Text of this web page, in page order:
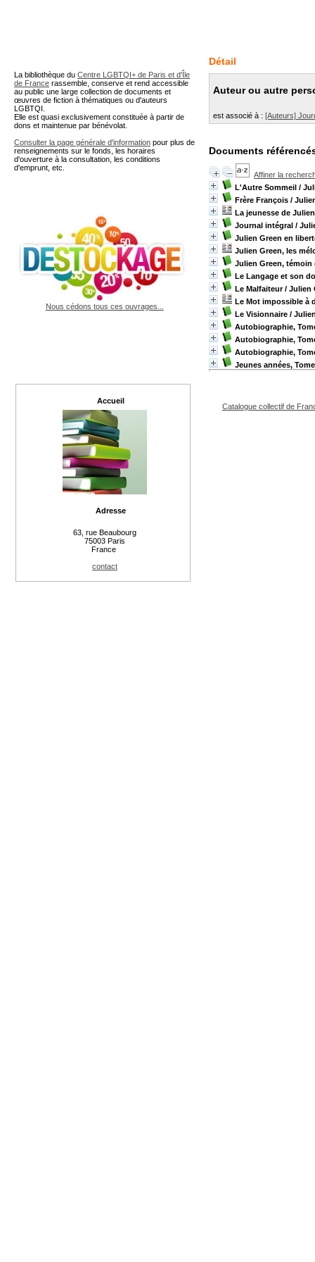
Détail
Auteur ou autre
est associé à : [Auteurs]
Documents
Affiner la
L'Autre Sommeil /
Frère François /
La jeunesse de
Journal intégral /
Julien Green en
Julien Green, les
Julien Green,
Le Langage et son
Le Malfaiteur/ Julien
Le Mot impossible à
Le Visionnaire /
Autobiographie,
Autobiographie,
Autobiographie,
Jeunes années,
Catalogue collectif de
La bibliothèque du Centre LGBTQI+ de Paris et d'Île
de France rassemble, conserve et rend accessible
au public une large collection de documents et
œuvres de fiction à thématiques ou d'auteurs
LGBTQI.
Elle est quasi exclusivement constituée à partir de
dons et maintenue par bénévolat.
Consulter la page générale d'information pour plus de
renseignements sur le fonds, les horaires
d'ouverture à la consultation, les conditions
d'emprunt, etc.
Nous cédons tous ces ouvrages...
Accueil
Adresse
63, rue Beaubourg
75003 Paris
France
contact